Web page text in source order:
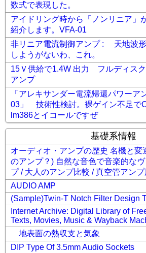
数式で表現した。
アイドリング時から「ノンリニア」
紹介します。VFA-01
非リニア電流制御アンプ : 天地波
しようがないわ、これ。
15Ｖ供給で1.4W 出力 フルディス
アンプ
「アレキサンダー電流帰還パワーア
03」 技術性検討。裸ゲイン不足で
lm386とイコールですぜ
基礎系情報
オーディオ・アンプの歴史 名機と変
のアンプ？) 自然な音色で音楽的な
プ / 大人のアンプ比較 / 真空管アン
AUDIO AMP
(Sample)Twin-T Notch Filter Design
Internet Archive: Digital Library of
Texts, Movies, Music & Wayback
地表面の熱収支と気象
DIP Type Of 3.5mm Audio Sockets